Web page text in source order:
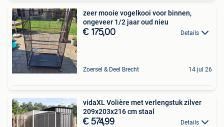
zeer mooie vogelkooi voor binnen,
ongeveer 1/2 jaar oud nieu
€ 175,00 Details
Zoersel & Deel Brecht 14 jul 26
vidaXL Volière met verlengstuk zilver
209x203x216 cm staal
€ 574,99 Details